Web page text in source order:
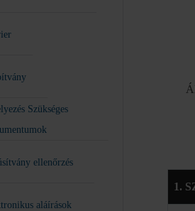
Szükséges
ellenőrzés
aláírások
1.